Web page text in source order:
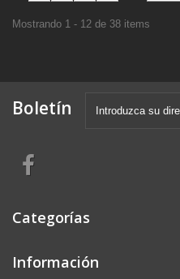
Mostrando 1 - 12 de 38 items
Boletín
Categorías
Información